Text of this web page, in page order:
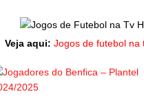
Veja aqui: Jogos de futebol na